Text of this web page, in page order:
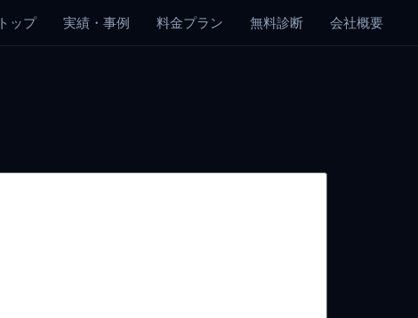
トップ 実績・事例 料金プラン 無料診断
会社概要